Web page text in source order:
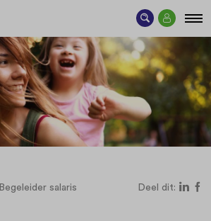
Begeleider salaris Deel dit: